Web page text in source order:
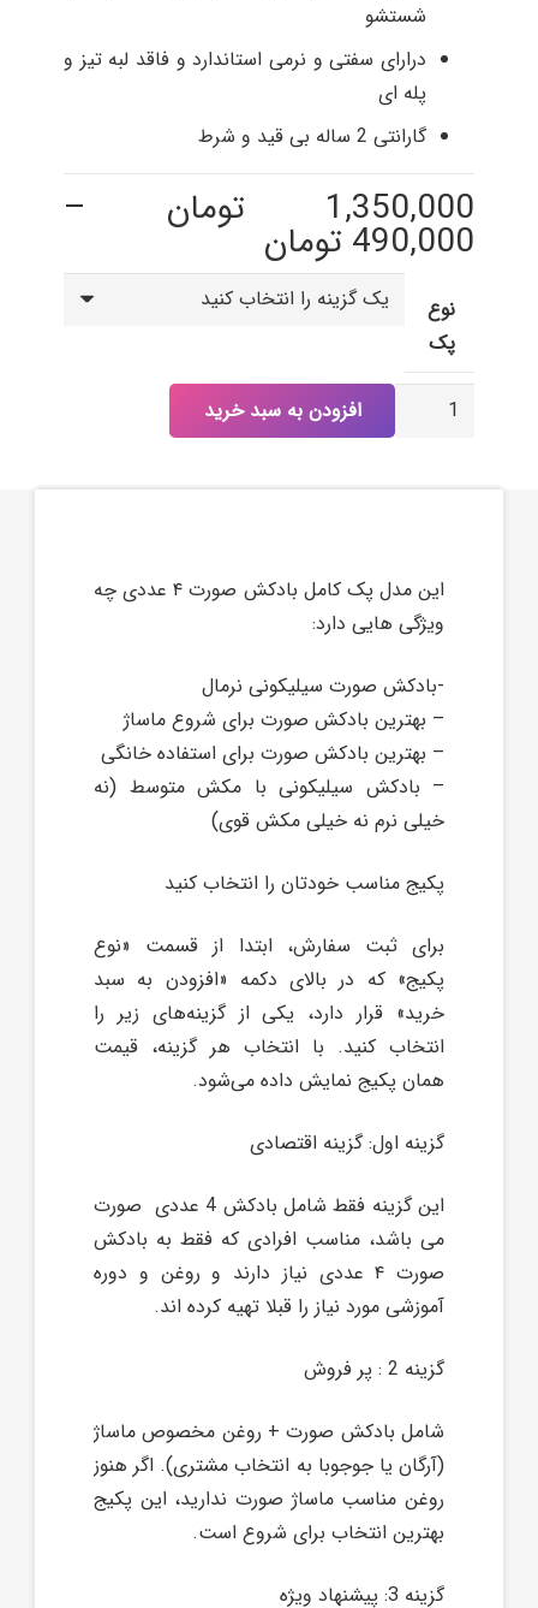
شستشو
درارای سفتی و نرمی استاندارد و فاقد لبه تیز و
پله ای
گارانتی 2 ساله بی قید و شرط
1,350,000 تومان –
490,000 تومان Price
range:
490,000 تومان
1,350,000 تومان
نوع
پک
بادکش
عددی
افزودن به سبد خرید
این مدل پک کامل بادکش صورت ۴ عددی چه
ویژگی هایی دارد:
-بادکش صورت سیلیکونی نرمال
– بهترین بادکش صورت برای شروع ماساژ
– بهترین بادکش صورت برای استفاده خانگی
– بادکش سیلیکونی با مکش متوسط (نه
خیلی نرم نه خیلی مکش قوی)
پکیج مناسب خودتان را انتخاب کنید
برای ثبت سفارش، ابتدا از قسمت «نوع
پکیج» که در بالای دکمه «افزودن به سبد
خرید» قرار دارد، یکی از گزینه‌های زیر را
انتخاب کنید. با انتخاب هر گزینه، قیمت
همان پکیج نمایش داده می‌شود.
گزینه اول: گزینه اقتصادی
این گزینه فقط شامل بادکش 4 عددی صورت
می باشد، مناسب افرادی که فقط به بادکش
صورت ۴ عددی نیاز دارند و روغن و دوره
آموزشی مورد نیاز را قبلا تهیه کرده اند.
گزینه 2 : پر فروش
شامل بادکش صورت + روغن مخصوص ماساژ
(آرگان یا جوجوبا به انتخاب مشتری). اگر هنوز
روغن مناسب ماساژ صورت ندارید، این پکیج
بهترین انتخاب برای شروع است.
گزینه 3: پیشنهاد ویژه